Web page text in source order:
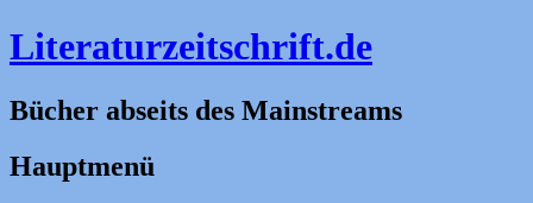
Literaturzeitschrift.de
Bücher abseits des Mainstreams
Hauptmenü